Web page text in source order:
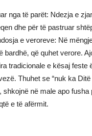
nga të parët: Ndezja e
dhe për të pastruar
e veroreve: Në
bardhë, që quhet verore.
tradicionale e kësaj feste
Thuhet se “nuk ka Ditë
në male apo fusha
e të afërmit.